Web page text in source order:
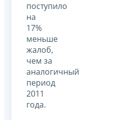
поступило
на
17%
меньше
жалоб,
чем за
аналогичный
период
2011
года.